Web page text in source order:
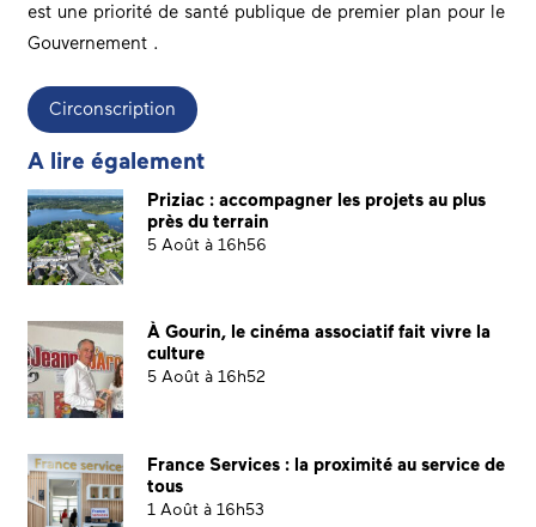
est une priorité de santé publique de premier plan pour le
Gouvernement .
Circonscription
A lire également
Priziac : accompagner les projets au plus
près du terrain
5 Août à 16h56
À Gourin, le cinéma associatif fait vivre la
culture
5 Août à 16h52
France Services : la proximité au service de
tous
1 Août à 16h53